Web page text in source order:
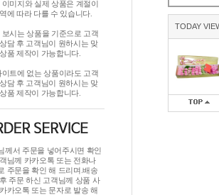
TODAY
이미지와 실제 상품은 계절이
에 따라 다를 수 있습니다.
보시는 상품을 기준으로 고객
담 후 고객님이 원하시는 맞
품 제작이 가능합니다.
이트에 없는 상품이라도 고객
담 후 고객님이 원하시는 맞
품 제작이 가능합니다.
께서 주문을 넣어주시면 확인
님께 카카오톡 또는 전화나
주문을 확인 해 드리며.배송
주문 하신 고객님께 상품 사
카오톡 또는 문자로 발송 해